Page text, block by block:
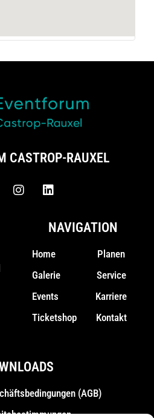
CASTROP-RAUXEL
NAVIGATION
Home
Galerie
Events
Ticketshop
Planen
Service
Karriere
Kontakt
(AGB)